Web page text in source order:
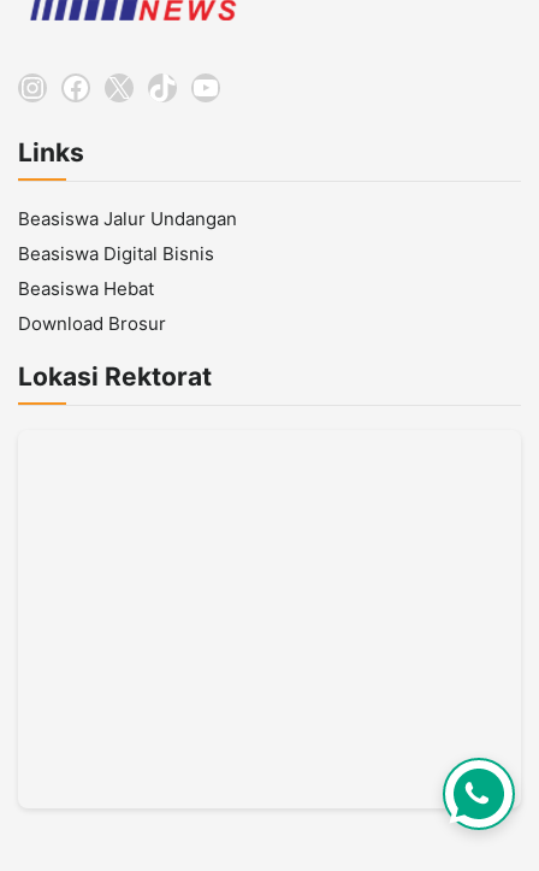
Instagram
Facebook
X TikTokYouTube
Links
Beasiswa Jalur Undangan
Beasiswa Digital Bisnis
Beasiswa Hebat
Download Brosur
Lokasi Rektorat